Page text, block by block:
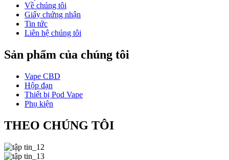
Về chúng tôi
Giấy chứng nhận
Tin tức
Liên hệ chúng tôi
Sản phẩm của chúng tôi
Vape CBD
Hộp đạn
Thiết bị Pod Vape
Phụ kiện
THEO CHÚNG TÔI